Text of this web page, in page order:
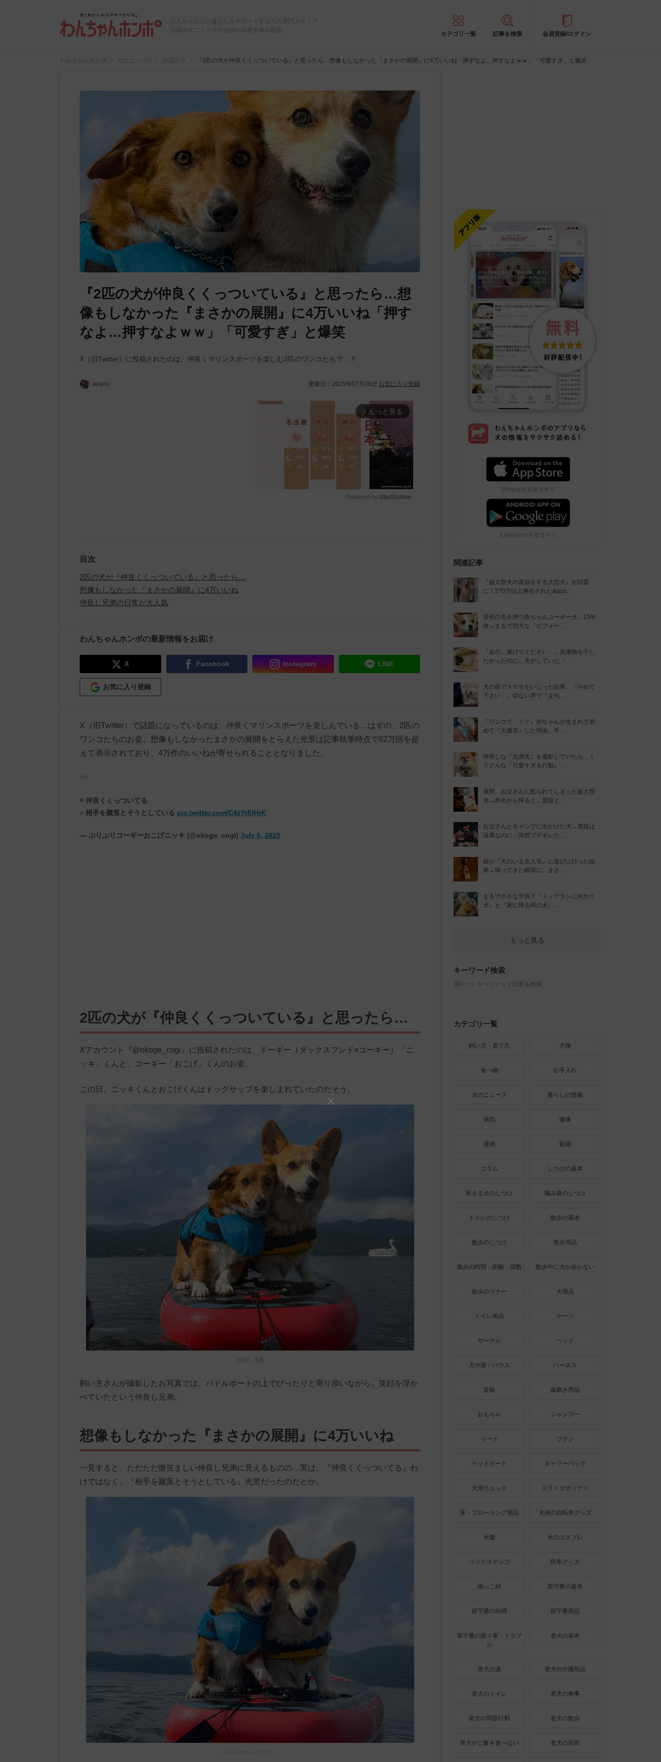
わんちゃんとの暮らしをサポートする犬の専門メディア
話題の犬ニュースや生活の知恵を毎日配信
カテゴリ一覧 記事を検索 会員登録/ログイン
わんちゃんホンポ 犬のニュース 話題の犬 『2匹の犬が仲良くくっついている』と思ったら…想像もしなかった『まさかの展開』に4万いいね「押すなよ…押すなよｗｗ」「可愛すぎ」と爆笑
『2匹の犬が仲良くくっついている』と思ったら…想
像もしなかった『まさかの展開』に4万いいね「押す
なよ…押すなよｗｗ」「可愛すぎ」と爆笑
X（旧Twitter）に投稿されたのは、仲良くマリンスポーツを楽しむ2匹のワンコたちで…？
ayano 更新日： 2025年07月28日 お気に入り登録
arrow_forward_ios もっと見る
Powered by GliaStudios
目次
2匹の犬が『仲良くくっついている』と思ったら…
想像もしなかった『まさかの展開』に4万いいね
仲良し兄弟の日常が大人気
わんちゃんホンポの最新情報をお届け
X Facebook Instagram LINE
お気に入り登録
X（旧Twitter）で話題になっているのは、仲良くマリンスポーツを楽しんでいる…はずの、2匹の
ワンコたちのお姿。想像もしなかったまさかの展開をとらえた光景は記事執筆時点で82万回を超
えて表示されており、4万件のいいねが寄せられることとなりました。
× 仲良くくっついてる
○ 相手を蹴落とそうとしている pic.twitter.com/C4zYtElHrK
— ぷりぷりコーギーおこげニッキ (@okoge_cogi) July 6, 2025
2匹の犬が『仲良くくっついている』と思ったら…
Xアカウント『@okoge_cogi』に投稿されたのは、ドーギー（ダックスフンド×コーギー）「ニ
ッキ」くんと、コーギー「おこげ」くんのお姿。
この日、ニッキくんとおこげくんはドッグサップを楽しまれていたのだそう。
仲良し兄弟
飼い主さんが撮影したお写真では、パドルボートの上でぴったりと寄り添いながら、笑顔を浮か
べていたという仲良し兄弟。
想像もしなかった『まさかの展開』に4万いいね
一見すると、ただただ微笑ましい仲良し兄弟に見えるものの…実は、『仲良くくっついてる』わ
けではなく、『相手を蹴落とそうとしている』光景だったのだとか。
パドルボートの上で…
関連記事
『超大型犬の真似をする大型犬』が話題
に！270万以上再生された&quo…
茶色の毛を持つ赤ちゃんコーギー犬…13年
後→まるで別犬な『ビフォー…
『あの…避けてください…』洗濯物を干し
たかったのに…犬がしていた『…
犬の前でスマホをいじった結果…『やめて
下さい…』切ない声で『文句…
『ワンコで…！？』赤ちゃんが生まれて初
めて『大爆笑』した理由…平…
仲良しな『兄弟犬』を撮影していたら…ミ
ラクルな『可愛すぎる行動』…
昼間、お父さんに怒られてしまった超大型
犬→外出から帰ると…普段と…
お父さんとキャンプに出かけた犬→普段は
温厚なのに…突然ブチギレた…
娘が『犬のいる友人宅』に遊びに行った結
果→帰ってきた瞬間に…まさ…
まるで小さな子供？『ドッグランに向かう
犬』と『家に帰る時の犬』…
もっと見る
キーワード検索
調べたいキーワードで記事を検索
カテゴリ一覧
飼い方・育て方 犬種
食べ物 お手入れ
犬のニュース 暮らしの情報
病気 健康
漫画 動画
コラム しつけの基本
吠える犬のしつけ 噛み癖のしつけ
トイレのしつけ 散歩の基本
散歩のしつけ 散歩用品
散歩の時間・距離・回数 散歩中に犬が歩かない
散歩のマナー 犬用品
トイレ用品 ケージ
サークル ベッド
犬小屋・ハウス ハーネス
首輪 歯磨き用品
おもちゃ シャンプー
リード ブラシ
ペットカート キャリーバッグ
犬用リュック ドライブボックス
床・フローリング用品 犬用の自転車グッズ
犬服 犬のコスプレ
ペットステップ 防寒グッズ
抱っこ紐 留守番の基本
留守番の時間 留守番用品
留守番の困り事・トラブ
ル
老犬の基本
老犬介護 老犬の介護用品
老犬のトイレ 老犬の食事
老犬の問題行動 老犬の散歩
老犬がご飯を食べない 老犬の病気